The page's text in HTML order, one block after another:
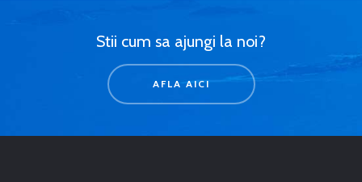
Stii cum sa ajungi la noi?
AFLA AICI